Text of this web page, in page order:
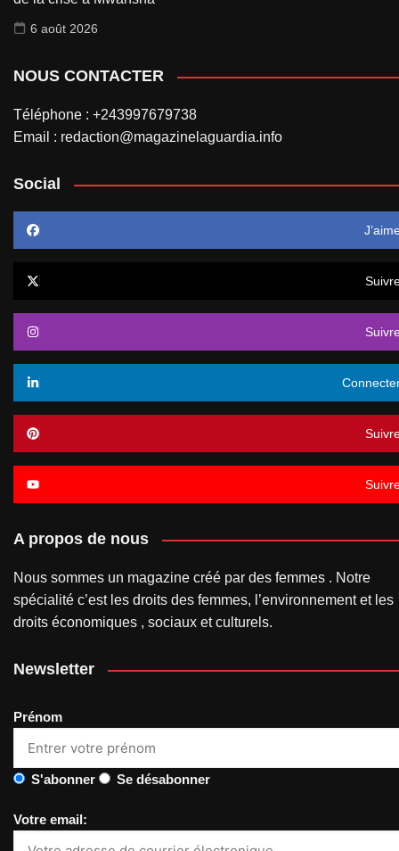
6 août 2026
NOUS CONTACTER
Téléphone : +243997679738
Email : redaction@magazinelaguardia.info
Social
A propos de nous
Nous sommes un magazine créé par des femmes . Notre
spécialité c’est les droits des femmes, l’environnement et les
droits économiques , sociaux et culturels.
Newsletter
Prénom
S'abonner Se désabonner
Votre email: